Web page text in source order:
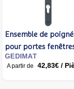
Ensemble de
pour portes
plaque étroite
alu noir mat clé I 68 -
GEDIMAT
A partir de 42,83€ /